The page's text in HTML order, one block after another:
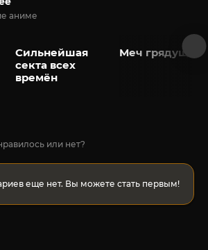
аниме
Сильнейшая
секта всех
времён
Меч грядущего
или нет?
еще нет. Вы можете стать первым!